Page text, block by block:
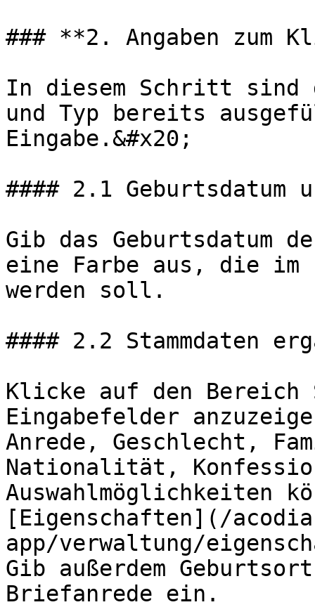
### **2. Angaben zum
In diesem Schritt sind
und Typ bereits
Eingabe.&#x20;
#### 2.1 Geburtsdatum
Gib das Geburtsdatum
eine Farbe aus, die im
werden soll.
#### 2.2 Stammdaten
Klicke auf den Bereich
Eingabefelder
Anrede, Geschlecht,
Nationalität,
Auswahlmöglichkeiten
[Eigenschaften](/
app/verwaltung/
Gib außerdem
Briefanrede ein.